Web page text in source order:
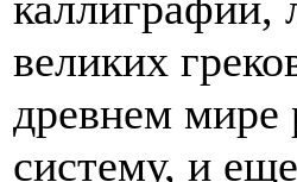
великих
древнем мире
систему, и